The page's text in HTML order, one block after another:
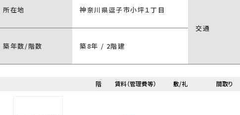
件見つかりました。
所在地
神奈川県逗子市小坪１丁目
交通
築年数/階数 築8年 / 2階建
階 賃料（管理費等） 敷/礼 間取り